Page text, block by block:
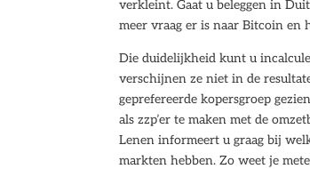
verkleint. Gaat u beleggen in
meer vraag er is naar Bitcoin en
Die duidelijkheid kunt u
verschijnen ze niet in de
geprefereerde kopersgroep
als zzp’er te maken met de
Lenen informeert u graag bij
markten hebben. Zo weet je